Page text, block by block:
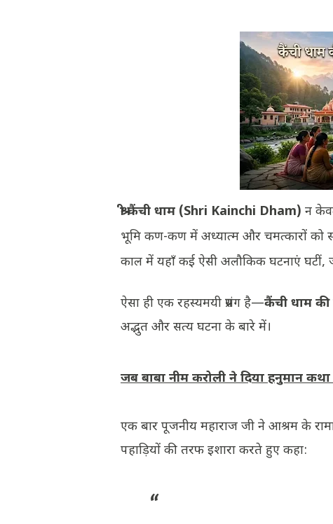
श्री कैंची धाम (Shri Kainchi Dham) न
भूमि कण-कण में अध्यात्म और चमत्कारों को
काल में यहाँ कई ऐसी अलौकिक घटनाएं
​ऐसा ही एक रहस्यमयी प्रसंग है—कैंची धाम की
अद्भुत और सत्य घटना के बारे में।
​जब बाबा नीम करोली ने दिया हनुमान
​एक बार पूजनीय महाराज जी ने आश्रम के
पहाड़ियों की तरफ इशारा करते हुए कहा: